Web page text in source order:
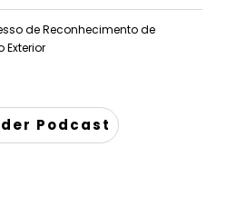
de Reconhecimento de
Exterior
Podcast